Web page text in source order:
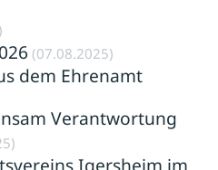
(07.08.2025)
dem Ehrenamt
Verantwortung